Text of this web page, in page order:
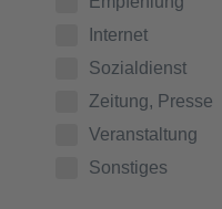
Internet
Sozialdienst
Zeitung, Presse
Veranstaltung
Sonstiges